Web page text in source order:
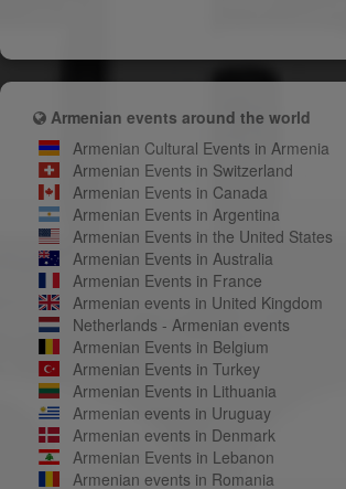
Armenian events around the world
Armenian Cultural Events in Armenia
Armenian Events in Switzerland
Armenian Events in Canada
Armenian Events in Argentina
Armenian Events in the United States
Armenian Events in Australia
Armenian Events in France
Armenian events in United Kingdom
Netherlands - Armenian events
Armenian Events in Belgium
Armenian Events in Turkey
Armenian Events in Lithuania
Armenian events in Uruguay
Armenian events in Denmark
Armenian Events in Lebanon
Armenian events in Romania